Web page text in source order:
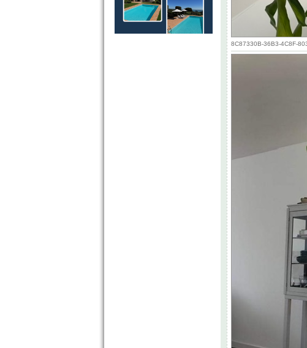
8C87330B-36B3-4C8F-